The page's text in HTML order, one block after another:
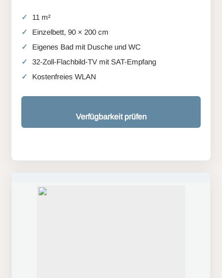
11 m²
Einzelbett, 90 × 200 cm
Eigenes Bad mit Dusche und WC
32-Zoll-Flachbild-TV mit SAT-Empfang
Kostenfreies WLAN
Verfügbarkeit prüfen